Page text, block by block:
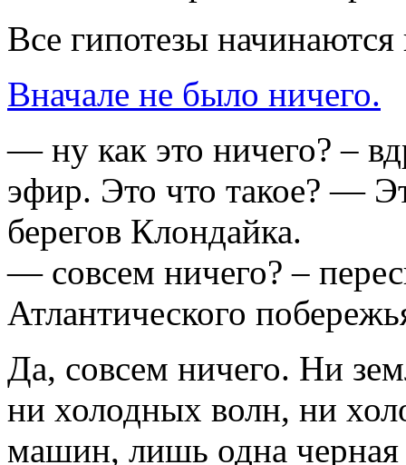
Все гипотезы
Вначале не было ничего.
— ну как это ничего? –
эфир. Это что такое? —
берегов Клондайка.
— совсем ничего? –
Атлантического
Да, совсем ничего. Ни
ни холодных волн, ни
машин, лишь одна